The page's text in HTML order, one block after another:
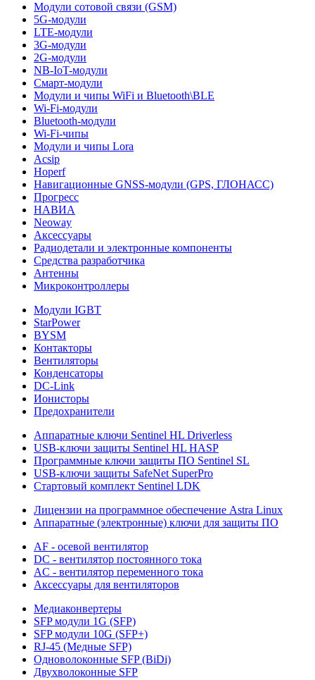
Модули сотовой связи (GSM)
5G-модули
LTE-модули
3G-модули
2G-модули
NB-IoT-модули
Смарт-модули
Модули и чипы WiFi и Bluetooth\BLE
Wi-Fi-модули
Bluetooth-модули
Wi-Fi-чипы
Модули и чипы Lora
Acsip
Hoperf
Навигационные GNSS-модули (GPS, ГЛОНАСС)
Прогресс
НАВИА
Neoway
Аксессуары
Радиодетали и электронные компоненты
Средства разработчика
Антенны
Микроконтроллеры
Модули IGBT
StarPower
BYSM
Контакторы
Вентиляторы
Конденсаторы
DC-Link
Ионисторы
Предохранители
Аппаратные ключи Sentinel HL Driverless
USB-ключи защиты Sentinel HL HASP
Программные ключи защиты ПО Sentinel SL
USB-ключи защиты SafeNet SuperPro
Стартовый комплект Sentinel LDK
Лицензии на программное обеспечение Astra Linux
Аппаратные (электронные) ключи для защиты ПО
AF - осевой вентилятор
DC - вентилятор постоянного тока
AC - вентилятор переменного тока
Аксессуары для вентиляторов
Медиаконвертеры
SFP модули 1G (SFP)
SFP модули 10G (SFP+)
RJ-45 (Медные SFP)
Одноволоконные SFP (BiDi)
Двухволоконные SFP